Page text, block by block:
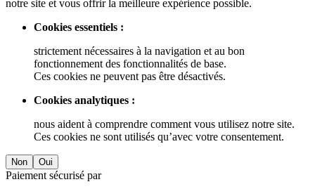
notre site et vous offrir la meilleure expérience possible.
Cookies essentiels :
strictement nécessaires à la navigation et au bon
fonctionnement des fonctionnalités de base.
Ces cookies ne peuvent pas être désactivés.
Cookies analytiques :
nous aident à comprendre comment vous utilisez notre site.
Ces cookies ne sont utilisés qu’avec votre consentement.
Non Oui
Paiement sécurisé par